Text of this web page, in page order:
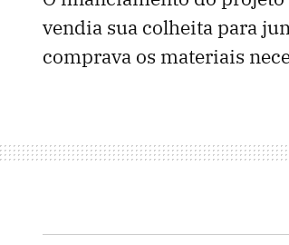
vendia sua colheita para
comprava os materiais